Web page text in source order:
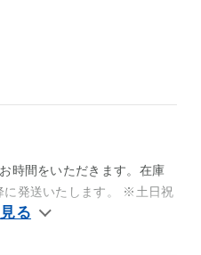
時間をいただきます。在庫
に発送いたします。 ※土日祝